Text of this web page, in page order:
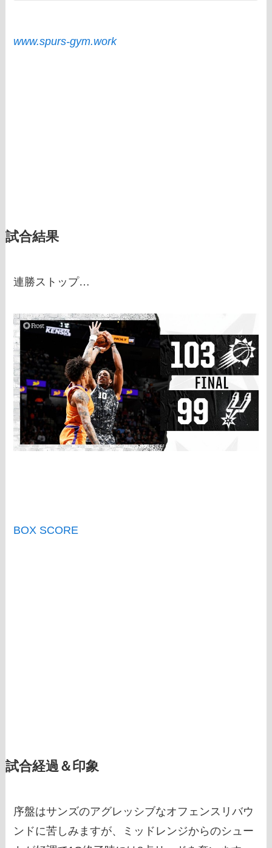
www.spurs-gym.work
試合結果
連勝ストップ…
BOX SCORE
試合経過＆印象
序盤はサンズのアグレッシブなオフェンスリバウ
ンドに苦しみますが、ミッドレンジからのシュー